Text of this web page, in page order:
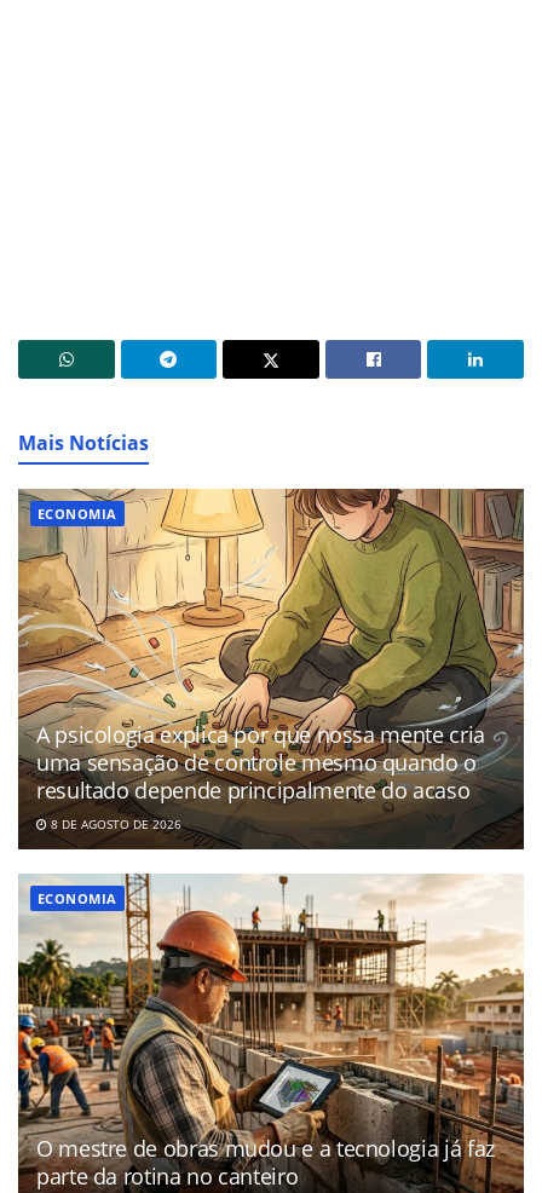
Mais Notícias
ECONOMIA
A psicologia explica por que nossa mente cria
uma sensação de controle mesmo quando o
resultado depende principalmente do acaso
8 DE AGOSTO DE 2026
ECONOMIA
O mestre de obras mudou e a tecnologia já faz
parte da rotina no canteiro